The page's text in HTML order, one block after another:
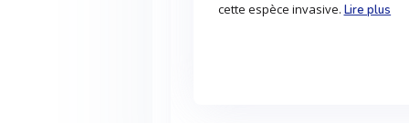
cette espèce invasive. Lire plus